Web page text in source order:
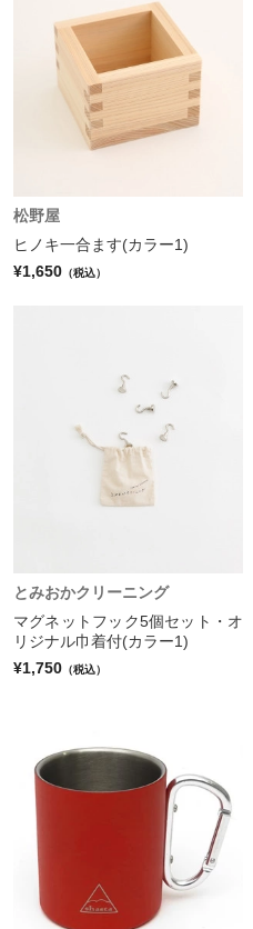
松野屋
ヒノキ一合ます(カラー1)
¥1,650 （税込）
とみおかクリーニング
マグネットフック5個セット・オ
リジナル巾着付(カラー1)
¥1,750 （税込）